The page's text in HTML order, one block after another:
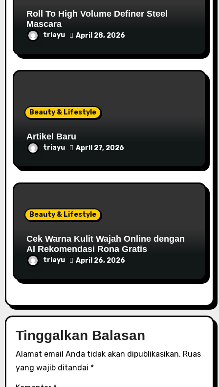
Roll To High Volume Definer Steel
Mascara
triayu April 28, 2026
Beauty & Lifestyle
Artikel Baru
triayu April 27, 2026
Beauty & Lifestyle
Cek Warna Kulit Wajah Online dengan
AI Rekomendasi Rona Gratis
triayu April 26, 2026
Tinggalkan Balasan
Alamat email Anda tidak akan dipublikasikan. Ruas
yang wajib ditandai *